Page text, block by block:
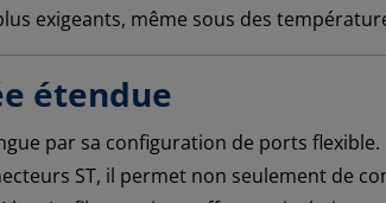
exigeants, même sous des
étendue
par sa configuration de ports
ST, il permet non seulement de